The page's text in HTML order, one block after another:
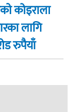
कोइराला
लागि
रुपैयाँ